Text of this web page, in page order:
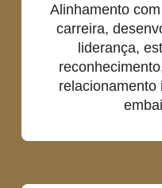
Alinhamento
carreira,
liderança,
relacionamento